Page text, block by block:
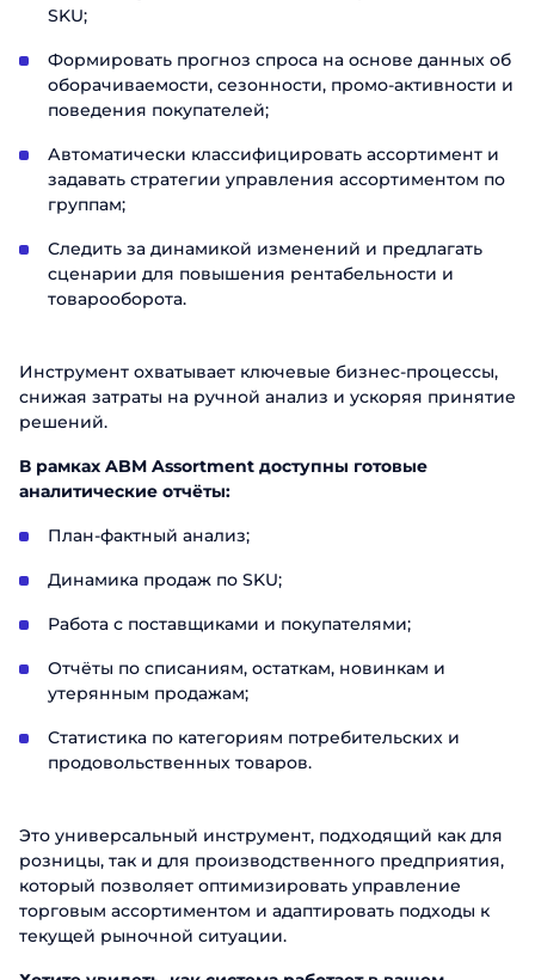
SKU;
Формировать прогноз спроса на основе данных об
оборачиваемости, сезонности, промо-активности и
поведения покупателей;
Автоматически классифицировать ассортимент и
задавать стратегии управления ассортиментом по
группам;
Следить за динамикой изменений и предлагать
сценарии для повышения рентабельности и
товарооборота.
Инструмент охватывает ключевые бизнес-процессы,
снижая затраты на ручной анализ и ускоряя принятие
решений.
В рамках ABM Assortment доступны готовые
аналитические отчёты:
План-фактный анализ;
Динамика продаж по SKU;
Работа с поставщиками и покупателями;
Отчёты по списаниям, остаткам, новинкам и
утерянным продажам;
Статистика по категориям потребительских и
продовольственных товаров.
Это универсальный инструмент, подходящий как для
розницы, так и для производственного предприятия,
который позволяет оптимизировать управление
торговым ассортиментом и адаптировать подходы к
текущей рыночной ситуации.